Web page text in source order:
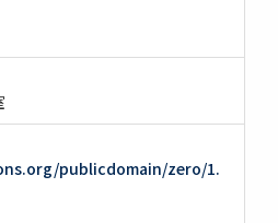
publicdomain/zero/1.